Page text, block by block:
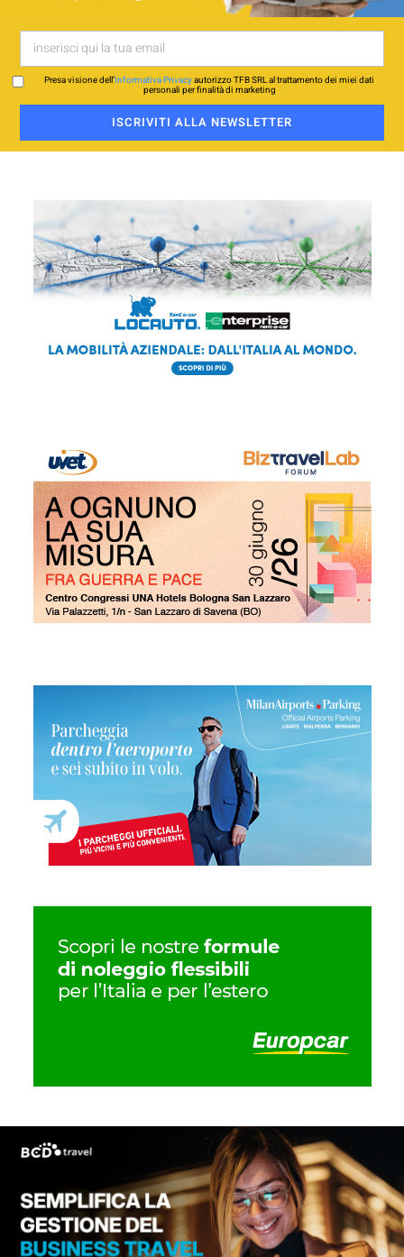
Presa visione dell’Informativa Privacyautorizzo TFB SRL al trattamento dei miei dati
personali per finalità di marketing
ISCRIVITI ALLA NEWSLETTER